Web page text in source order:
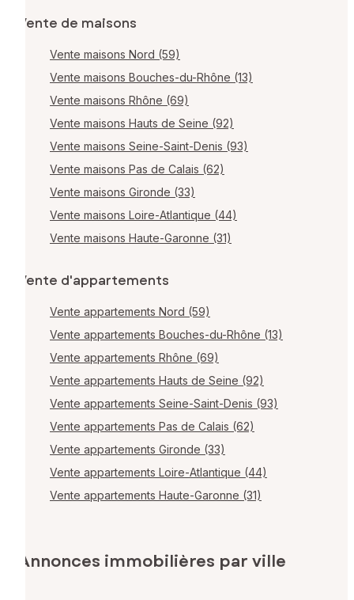
Vente de maisons
Vente maisons Nord (59)
Vente maisons Bouches-du-Rhône (13)
Vente maisons Rhône (69)
Vente maisons Hauts de Seine (92)
Vente maisons Seine-Saint-Denis (93)
Vente maisons Pas de Calais (62)
Vente maisons Gironde (33)
Vente maisons Loire-Atlantique (44)
Vente maisons Haute-Garonne (31)
Vente d'appartements
Vente appartements Nord (59)
Vente appartements Bouches-du-Rhône (13)
Vente appartements Rhône (69)
Vente appartements Hauts de Seine (92)
Vente appartements Seine-Saint-Denis (93)
Vente appartements Pas de Calais (62)
Vente appartements Gironde (33)
Vente appartements Loire-Atlantique (44)
Vente appartements Haute-Garonne (31)
Annonces immobilières par ville